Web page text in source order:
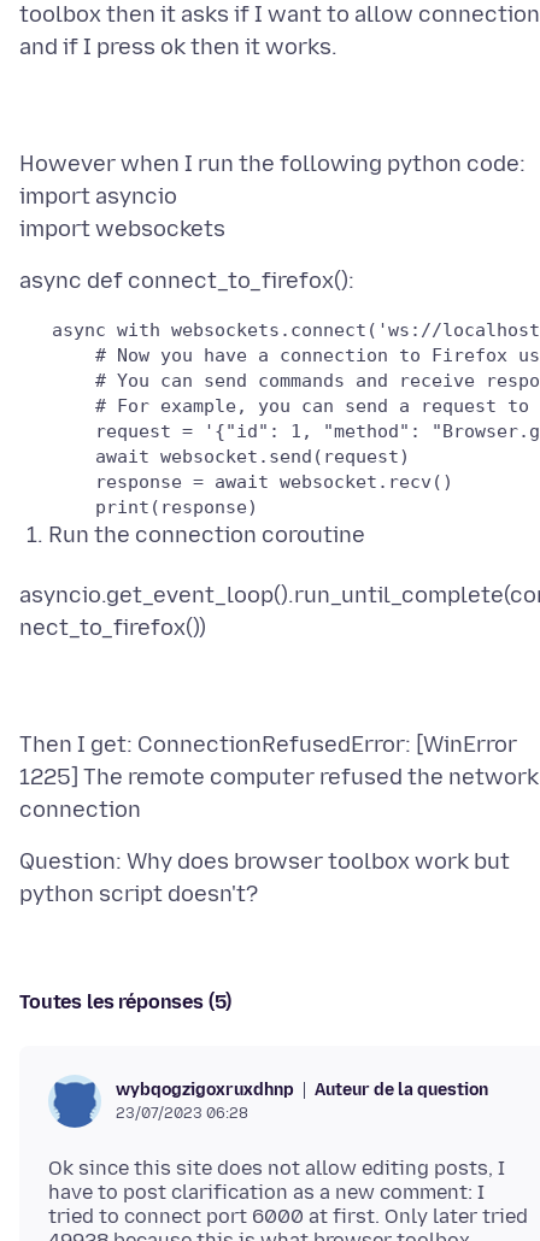
toolbox then it asks if I want to allow connection
However when I run the following python code:
import asyncio
async with websockets.connect('ws://
# Now you have a connection to Firefox
# For example, you can send a request
request = '{"id": 1, "method":
       response = await websocket.recv()
Run the connection coroutine
Then I get: ConnectionRefusedError: [WinError
1225] The remote computer refused the network
Question: Why does browser toolbox work but
Toutes les réponses (5)
wybqogzigoxruxdhnp Auteur de la question
23/07/2023 06:28
Ok since this site does not allow editing posts, I
have to post clarification as a new comment: I
tried to connect port 6000 at first. Only later tried